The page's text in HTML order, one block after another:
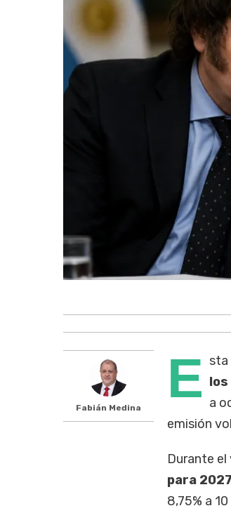
Fabián Medina E sta
a
emisión
Durante
para
8,75% a